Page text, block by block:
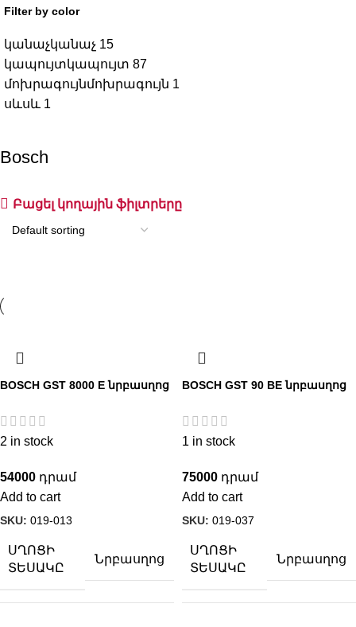
Filter by color
կանաչկանաչ 15
կապույտկապույտ 87
մոխրագույնմոխրագույն 1
սևսև 1
Bosch
Բացել կողային ֆիլտրերը
BOSCH GST 8000 E նրբասղոց
2 in stock
54000
Add to cart
SKU: 019-013
ՍՂՈՑԻ
ՏԵՍԱԿԸ
Նրբասղոց
BOSCH GST 90 BE նրբասղոց
1 in stock
75000
Add to cart
SKU: 019-037
ՍՂՈՑԻ
ՏԵՍԱԿԸ
Նրբասղոց